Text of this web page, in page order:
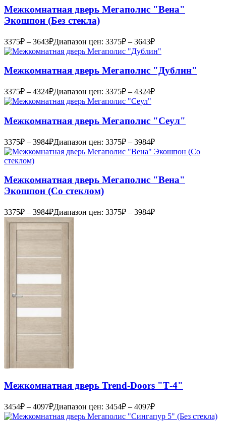
Межкомнатная дверь Мегаполис "Вена"
Экошпон (Без стекла)
3375₽ – 3643₽Диапазон цен: 3375₽ – 3643₽
Межкомнатная дверь Мегаполис "Дублин"
3375₽ – 4324₽Диапазон цен: 3375₽ – 4324₽
Межкомнатная дверь Мегаполис "Сеул"
3375₽ – 3984₽Диапазон цен: 3375₽ – 3984₽
Межкомнатная дверь Мегаполис "Вена"
Экошпон (Со стеклом)
3375₽ – 3984₽Диапазон цен: 3375₽ – 3984₽
Межкомнатная дверь Trend-Doоrs "Т-4"
3454₽ – 4097₽Диапазон цен: 3454₽ – 4097₽